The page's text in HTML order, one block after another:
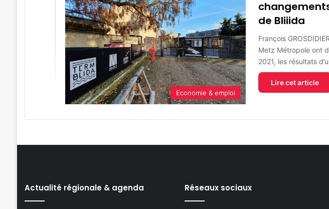
Economie & emploi
de Bliiida
François
Metz Métropole ont
2021, les résultats
Lire cet article
Actualité régionale & agenda Réseaux sociaux